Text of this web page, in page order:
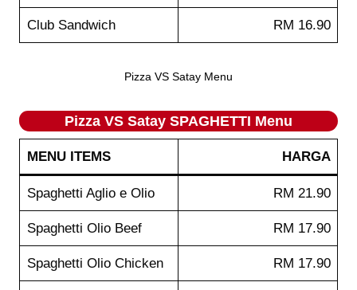
Club Sandwich RM 16.90
Pizza VS Satay Menu
Pizza VS Satay SPAGHETTI Menu
MENU ITEMS HARGA
Spaghetti Aglio e Olio RM 21.90
Spaghetti Olio Beef RM 17.90
Spaghetti Olio Chicken RM 17.90